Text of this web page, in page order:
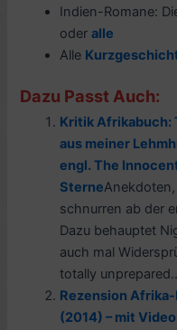
Indien-Romane:
oderalle
Alle
Dazu Passt Auch:
Kritik Afrikabuch:
aus meiner
engl. The
Sterne
schnurren ab der
Dazu behauptet
auch mal
totally
Rezension
(2014) – mit